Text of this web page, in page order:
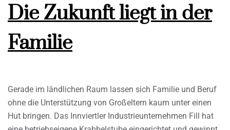
Die Zukunft liegt in der
Familie
Gerade im ländlichen Raum lassen sich Familie und Beruf
ohne die Unterstützung von Großeltern kaum unter einen
Hut bringen. Das Innviertler Industrieunternehmen Fill hat